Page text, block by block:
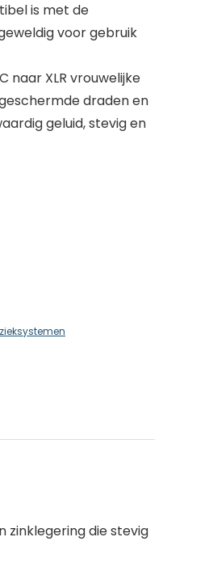
is met de
voor gebruik
naar XLR vrouwelijke
draden en
geluid, stevig en
zinklegering die stevig